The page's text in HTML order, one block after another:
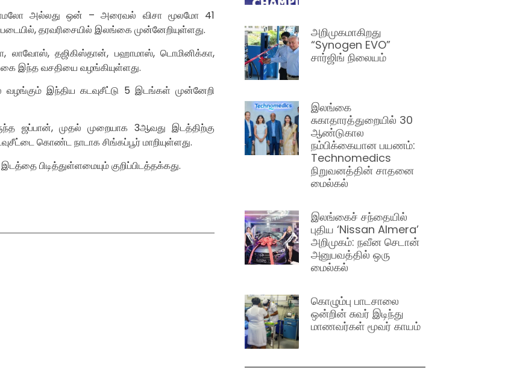
அல்லது ஒன் – அரைவல் விசா மூலமோ 41
தரவரிசையில் இலங்கை முன்னேறியுள்ளது.
லாவோஸ், தஜிகிஸ்தான், பஹாமாஸ், டொமினிக்கா,
இந்த வசதியை வழங்கியுள்ளது.
இந்திய கடவுசீட்டு 5 இடங்கள் முன்னேறி
ஜப்பான், முதல் முறையாக 3ஆவது இடத்திற்கு
கொண்ட நாடாக சிங்கப்பூர் மாறியுள்ளது.
பிடித்துள்ளமையும் குறிப்பிடத்தக்கது.
அறிமுகமாகிறது
“Synogen EVO”
சார்ஜிங் நிலையம்
இலங்கை
சுகாதாரத்துறையில் 30
ஆண்டுகால
நம்பிக்கையான பயணம்:
Technomedics
நிறுவனத்தின் சாதனை
மைல்கல்
இலங்கைச் சந்தையில்
புதிய ‘Nissan Almera’
அறிமுகம்: நவீன செடான்
அனுபவத்தில் ஒரு
மைல்கல்
கொழும்பு பாடசாலை
ஒன்றின் சுவர் இடிந்து
மாணவர்கள் மூவர் காயம்